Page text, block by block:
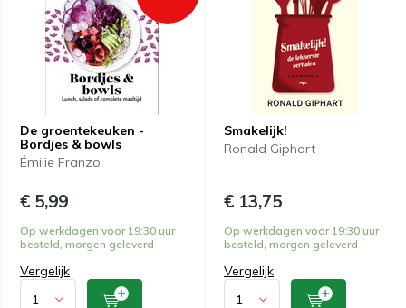
De groentekeuken -
Bordjes & bowls
Émilie Franzo
€ 5,99
Op werkdagen voor 19:30 uur
besteld, morgen geleverd
Vergelijk
Smakelijk!
Ronald Giphart
€ 13,75
Op werkdagen voor 19:30 uur
besteld, morgen geleverd
Vergelijk